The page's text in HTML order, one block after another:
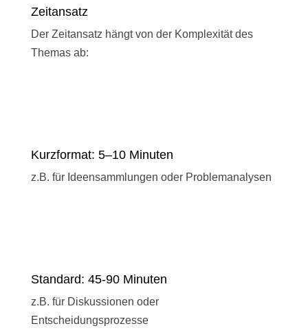
Zeitansatz
Der Zeitansatz hängt von der Komplexität des
Themas ab:
Kurzformat: 5–10 Minuten
z.B. für Ideensammlungen oder Problemanalysen
Standard: 45-90 Minuten
z.B. für Diskussionen oder
Entscheidungsprozesse